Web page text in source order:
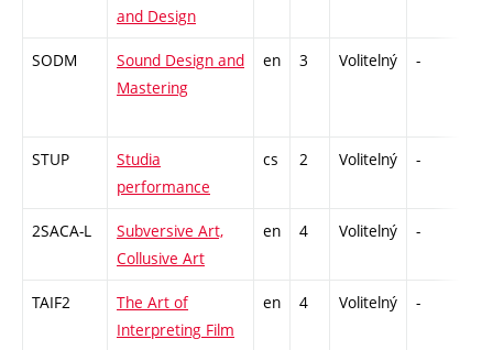
and Design
SODM
Sound Design and
Mastering
en 3 Volitelný -
STUP
Studia
performance
cs 2 Volitelný -
2SACA-L
Subversive Art,
Collusive Art
en 4 Volitelný -
TAIF2
The Art of
Interpreting Film
en 4 Volitelný -